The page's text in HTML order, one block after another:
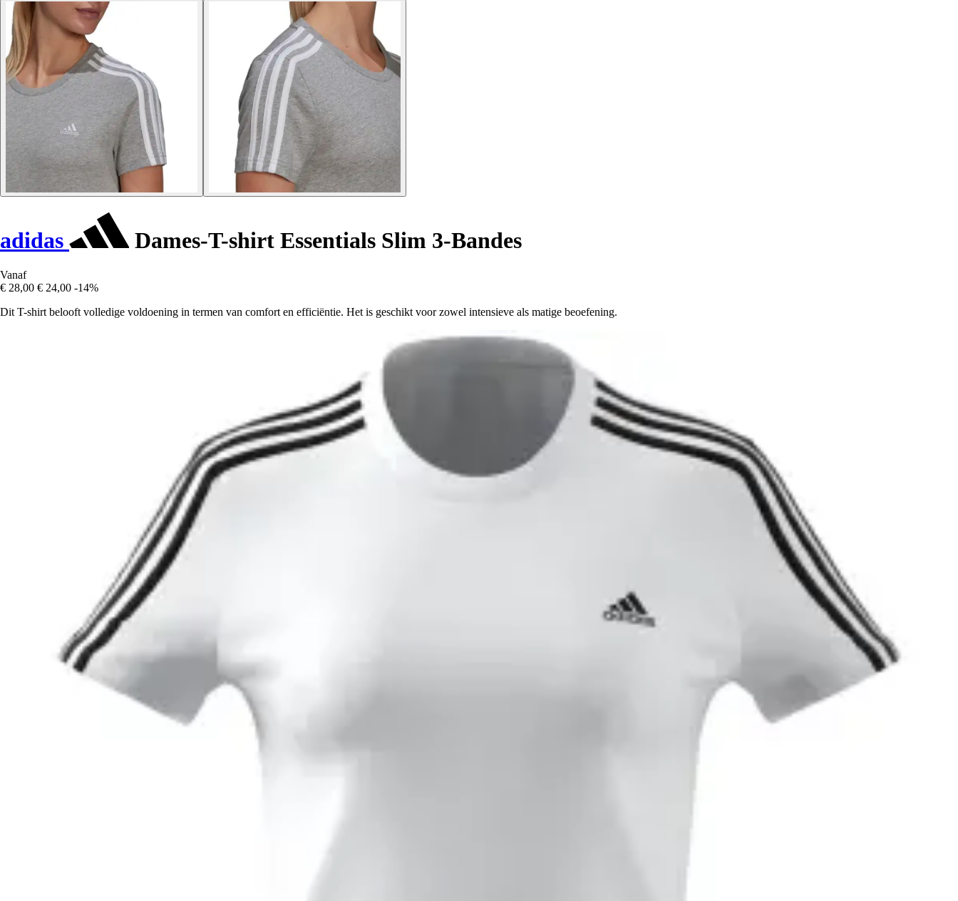
adidas Dames-T-shirt Essentials Slim 3-Bandes
Vanaf
€ 28,00 € 24,00 -14%
Dit T-shirt belooft volledige voldoening in termen van comfort en efficiëntie. Het is geschikt voor zowel intensieve als matige beoefening.